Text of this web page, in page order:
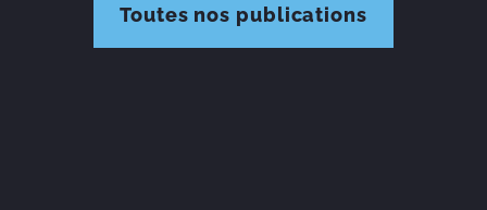
Toutes nos publications